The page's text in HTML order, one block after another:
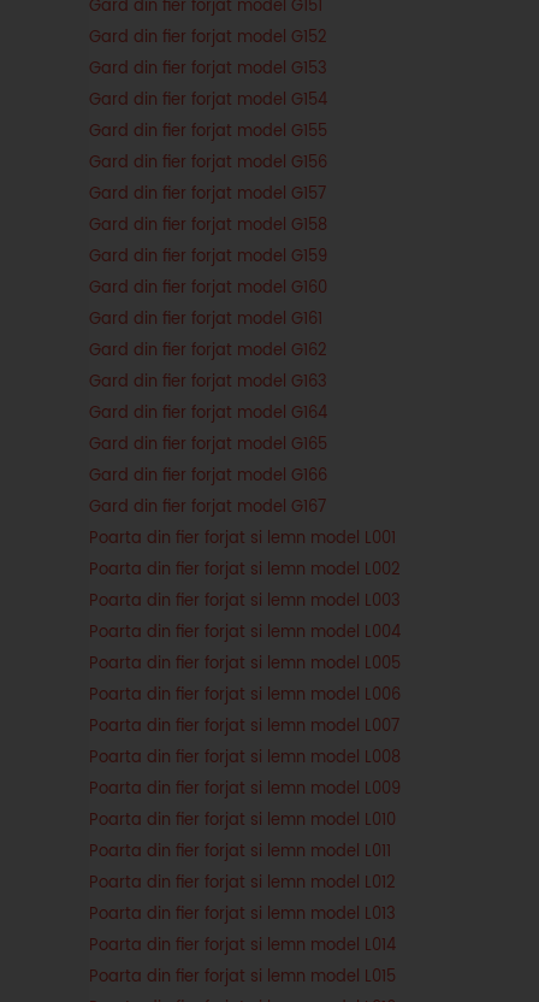
Gard din fier forjat model G151
Gard din fier forjat model G152
Gard din fier forjat model G153
Gard din fier forjat model G154
Gard din fier forjat model G155
Gard din fier forjat model G156
Gard din fier forjat model G157
Gard din fier forjat model G158
Gard din fier forjat model G159
Gard din fier forjat model G160
Gard din fier forjat model G161
Gard din fier forjat model G162
Gard din fier forjat model G163
Gard din fier forjat model G164
Gard din fier forjat model G165
Gard din fier forjat model G166
Gard din fier forjat model G167
Poarta din fier forjat si lemn model L001
Poarta din fier forjat si lemn model L002
Poarta din fier forjat si lemn model L003
Poarta din fier forjat si lemn model L004
Poarta din fier forjat si lemn model L005
Poarta din fier forjat si lemn model L006
Poarta din fier forjat si lemn model L007
Poarta din fier forjat si lemn model L008
Poarta din fier forjat si lemn model L009
Poarta din fier forjat si lemn model L010
Poarta din fier forjat si lemn model L011
Poarta din fier forjat si lemn model L012
Poarta din fier forjat si lemn model L013
Poarta din fier forjat si lemn model L014
Poarta din fier forjat si lemn model L015